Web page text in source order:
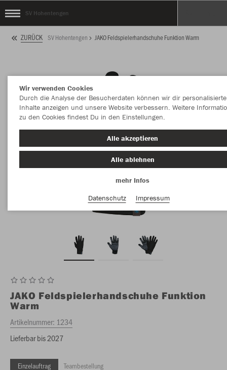
SV Hohentengen
ZURÜCK SV Hohentengen JAKO Feldspielerhandschuhe Funktion Warm
JAKO Feldspielerhandschuhe Funktion
Warm
Artikelnummer: 1234
Lieferbar bis 2027
Einzelauftrag Teambestellung
Wir verwenden Cookies
Durch die Analyse der Besucherdaten können wir dir personalisierte
Inhalte anzeigen und unsere Website verbessern. Weitere
zu den Cookies findest Du in den Einstellungen.
Alle akzeptieren
Alle ablehnen
mehr Infos
Datenschutz
Impressum